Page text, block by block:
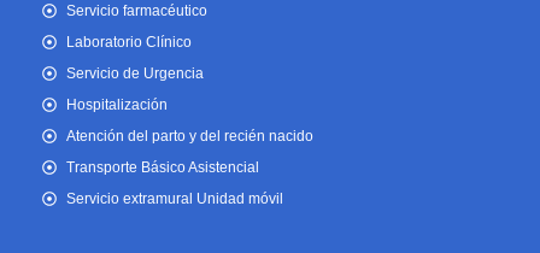
Servicio farmacéutico
Laboratorio Clínico
Servicio de Urgencia
Hospitalización
Atención del parto y del recién nacido
Transporte Básico Asistencial
Servicio extramural Unidad móvil